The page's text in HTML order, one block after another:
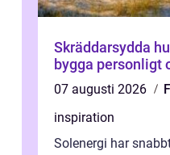
Skräddarsydda
bygga personligt
07 augusti 2026
inspiration
Solenergi har